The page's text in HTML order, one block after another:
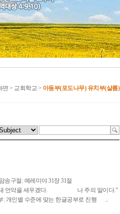
면 > 교회학교 > 아동부(포도나무) 유치부(샬롬)
어요 암송구절: 예레미야 31장 31절
에 새 언약을 세우겠다. 나 주의 말이다."
: 개인별 수준에 맞는 한글공부로 진행 ..